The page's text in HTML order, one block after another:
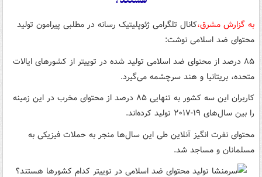
به گزارش مشرق،کانال تلگرامی ژئوپلیتیک رسانه در مطلبی پیرامون تولید
محتوای ضد اسلامی نوشت:
۸۵ درصد از محتوای ضد اسلامی تولید شده در توییتر از کشورهای ایالات
متحده، بریتانیا و هند سرچشمه می‌گیرد.
کاربران این سه کشور به تنهایی ۸۵ درصد از محتوای مخرب در این زمینه
را بین سال‌های ۱۹-۲٠۱۷ تولید کرده‌اند.
محتوای نفرت انگیز آنلاین طی این سال‌ها منجر به حملات فیزیکی به
مسلمانان و مساجد شد.